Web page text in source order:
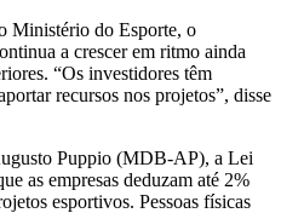
Ministério do Esporte, o
a crescer em ritmo ainda
“Os investidores têm
recursos nos projetos”, disse
Puppio (MDB-AP), a Lei
as empresas deduzam até 2%
esportivos. Pessoas físicas